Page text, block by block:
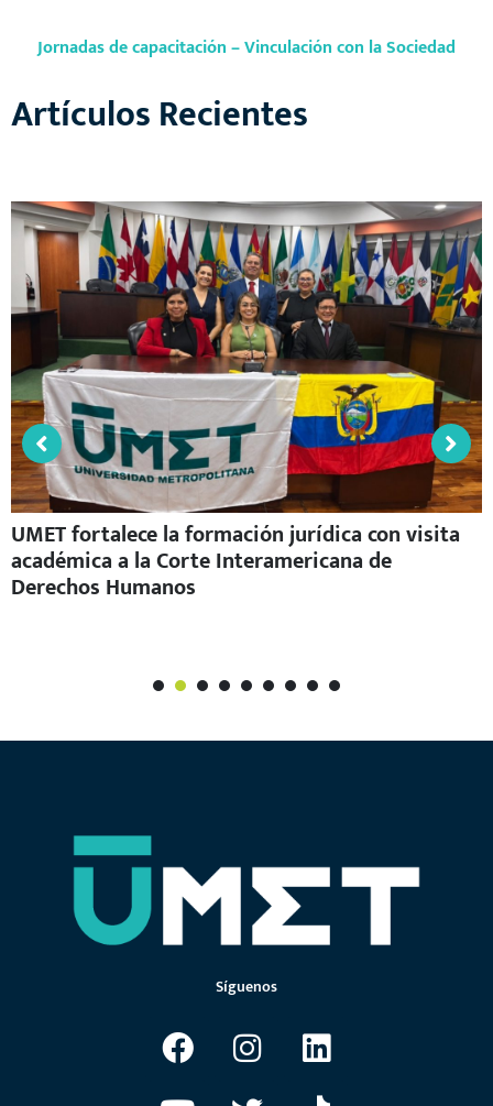
Jornadas de capacitación – Vinculación con la Sociedad
Artículos Recientes
UMET fortalece la formación jurídica con visita
académica a la Corte Interamericana de
Derechos Humanos
1
Síguenos